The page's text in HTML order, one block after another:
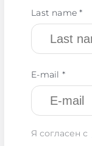
Last name *
E-mail *
Я согласен с